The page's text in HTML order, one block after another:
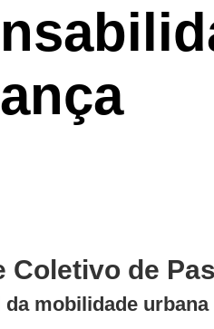
Coletivo de
mobilidade urbana